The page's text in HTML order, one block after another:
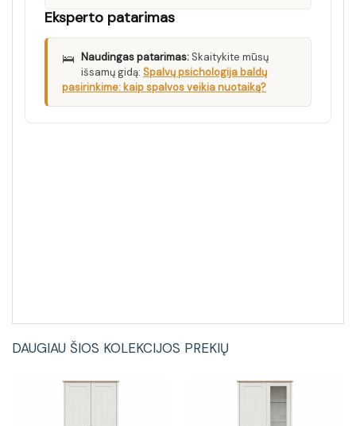
Eksperto patarimas
🛌 Naudingas patarimas: Skaitykite mūsų
išsamų gidą: Spalvų psichologija baldų
pasirinkime: kaip spalvos veikia nuotaiką?
DAUGIAU ŠIOS KOLEKCIJOS PREKIŲ